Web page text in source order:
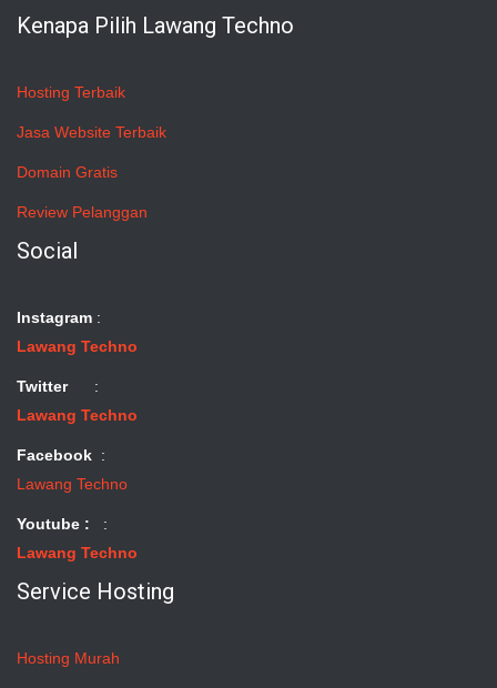
Kenapa Pilih Lawang Techno
Hosting Terbaik
Jasa Website Terbaik
Domain Gratis
Review Pelanggan
Social
Instagram :
Lawang Techno
Twitter:
Lawang Techno
Facebook :
Lawang Techno
Youtube :
:
Lawang Techno
Service Hosting
Hosting Murah